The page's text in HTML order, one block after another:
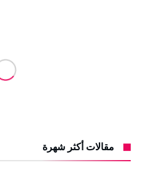
مقالات أكثر شهرة